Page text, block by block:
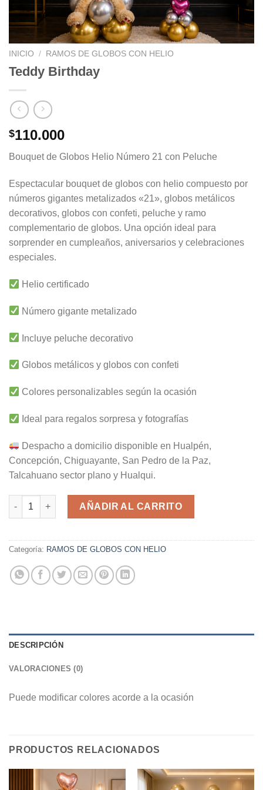
INICIO / RAMOS DE GLOBOS CON HELIO
Teddy Birthday
$110.000
Bouquet de Globos Helio Número 21 con Peluche
Espectacular bouquet de globos con helio compuesto por
números gigantes metalizados «21», globos metálicos
decorativos, globos con confeti, peluche y ramo
complementario de globos. Una opción ideal para
sorprender en cumpleaños, aniversarios y celebraciones
especiales.
Helio certificado
Número gigante metalizado
Incluye peluche decorativo
Globos metálicos y globos con confeti
Colores personalizables según la ocasión
Ideal para regalos sorpresa y fotografías
Despacho a domicilio disponible en Hualpén,
Concepción, Chiguayante, San Pedro de la Paz,
Talcahuano sector plano y Hualqui.
Teddy Birthday cantidad
AÑADIR AL CARRITO
Categoría: RAMOS DE GLOBOS CON HELIO
DESCRIPCIÓN
VALORACIONES (0)
Puede modificar colores acorde a la ocasión
PRODUCTOS RELACIONADOS